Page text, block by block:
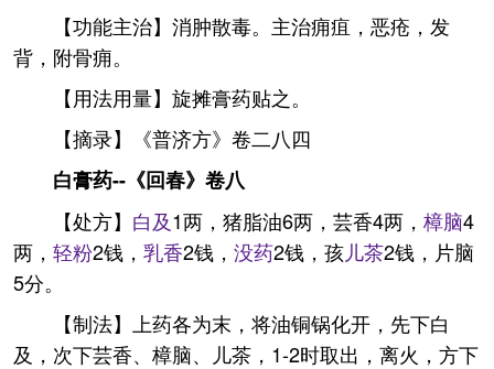
【功能主治】消肿散毒。主治痈疽，恶疮，发
背，附骨痈。
【用法用量】旋摊膏药贴之。
【摘录】《普济方》卷二八四
白膏药--《回春》卷八
【处方】 白及1两，猪脂油6两，芸香4两， 樟脑4
两， 轻粉2钱， 乳香2钱， 没药2钱，孩儿茶2钱，片脑
5分。
【制法】上药各为末，将油铜锅化开，先下白
及，次下芸香、樟脑、儿茶，1-2时取出，离火，方下